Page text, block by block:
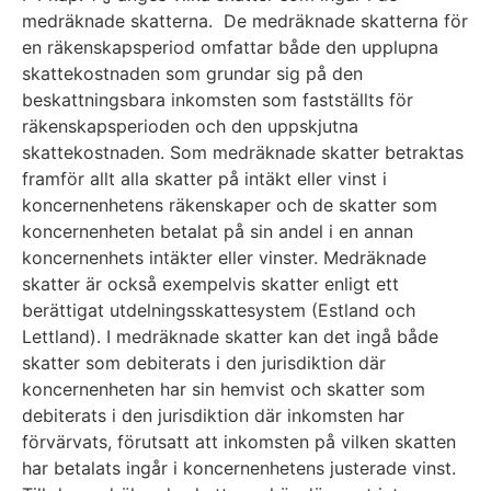
medräknade skatterna. De medräknade skatterna för
en räkenskapsperiod omfattar både den upplupna
skattekostnaden som grundar sig på den
beskattningsbara inkomsten som fastställts för
räkenskapsperioden och den uppskjutna
skattekostnaden. Som medräknade skatter betraktas
framför allt alla skatter på intäkt eller vinst i
koncernenhetens räkenskaper och de skatter som
koncernenheten betalat på sin andel i en annan
koncernenhets intäkter eller vinster. Medräknade
skatter är också exempelvis skatter enligt ett
berättigat utdelningsskattesystem (Estland och
Lettland). I medräknade skatter kan det ingå både
skatter som debiterats i den jurisdiktion där
koncernenheten har sin hemvist och skatter som
debiterats i den jurisdiktion där inkomsten har
förvärvats, förutsatt att inkomsten på vilken skatten
har betalats ingår i koncernenhetens justerade vinst.